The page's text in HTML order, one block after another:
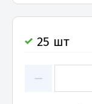
25 шт
−